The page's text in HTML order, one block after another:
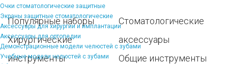
Очки стоматологические защитные
Экраны защитные стоматологические
Аксессуары для хирургии и имплантации
Аксессуары для ортопедии
Демонстрационные модели челюстей с зубами
Учебные модели челюстей с зубами
Популярные наборы
Хирургические
инструменты
Стоматологические
аксессуары
Общие инструменты